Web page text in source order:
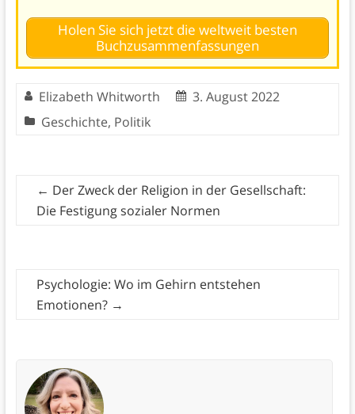
Holen Sie sich jetzt die weltweit besten
Buchzusammenfassungen
Elizabeth Whitworth
3. August 2022
Geschichte, Politik
← Der Zweck der Religion in der Gesellschaft:
Die Festigung sozialer Normen
Psychologie: Wo im Gehirn entstehen
Emotionen? →